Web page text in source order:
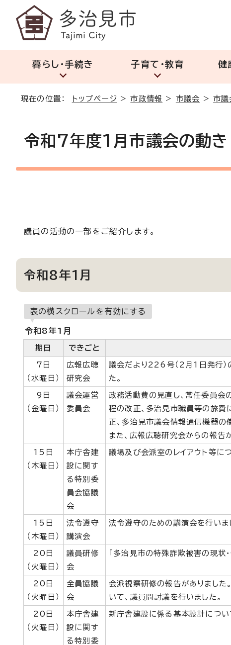
暮らし・手続き 子育て・教育 健
現在の位置： トップページ >市政情報 > 市議会 >市議
令和7年度1月市議会の動き
議員の活動の一部をご紹介します。
令和8年1月
表の横スクロールを有効にする
令和8年1月
期日 できごと
7日
（水曜日）
広報広聴
研究会
議会だより226号（2月1日発行）
た。
9日
（金曜日）
議会運営
委員会
政務活動費の見直し、常任委員会
程の改正、多治見市職員等の旅
正、多治見市議会情報通信機器の
また、広報広聴研究会からの報告
15日
（木曜日）
本庁舎建
設に関す
る特別委
員会協議
会
議場及び会派室のレイアウト等に
15日
（木曜日）
法令遵守
講演会
法令遵守のための講演会を行いま
20日
（火曜日）
議員研修
会
「多治見市の特殊詐欺被害の現状
20日
（火曜日）
全員協議
会
会派視察研修の報告がありました
いて、議員間討議を行いました。
20日
（火曜日）
本庁舎建
設に関す
る特別委
新庁舎建設に係る基本設計につい